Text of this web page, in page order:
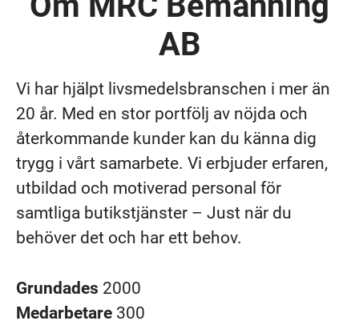
AB
Vi har hjälpt livsmedelsbranschen i mer än
20 år. Med en stor portfölj av nöjda och
återkommande kunder kan du känna dig
trygg i vårt samarbete. Vi erbjuder erfaren,
utbildad och motiverad personal för
samtliga butikstjänster – Just när du
behöver det och har ett behov.
Grundades 2000
Medarbetare 300